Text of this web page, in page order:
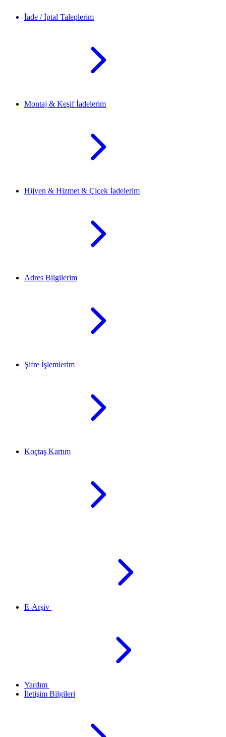
İade / İptal Taleplerim
Montaj & Keşif İadelerim
Hijyen & Hizmet & Çiçek İadelerim
Adres Bilgilerim
Şifre İşlemlerim
Koçtaş Kartım
E-Arşiv
Yardım
İletişim Bilgileri